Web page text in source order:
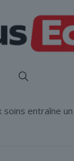
soins entraîne